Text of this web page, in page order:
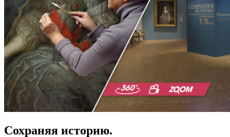
Сохраняя историю.